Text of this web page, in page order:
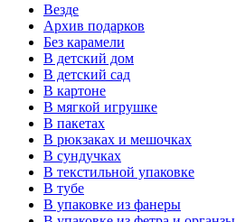
Везде
Архив подарков
Без карамели
В детский дом
В детский сад
В картоне
В мягкой игрушке
В пакетах
В рюкзаках и мешочках
В сундучках
В текстильной упаковке
В тубе
В упаковке из фанеры